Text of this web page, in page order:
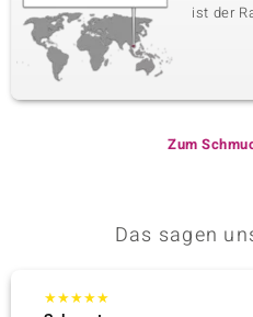
ist der
Zum
Das sagen
★★★★★